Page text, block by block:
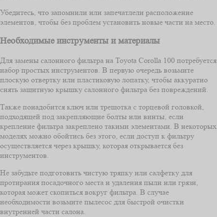
Убедитесь, что запомнили или запечатлели расположение
элементов, чтобы без проблем установить новые части на место.
Необходимые инструменты и материалы
Для замены салонного фильтра на Toyota Corolla 100 потребуется
набор простых инструментов. В первую очередь возьмите
плоскую отвертку или пластиковую лопатку, чтобы аккуратно
снять защитную крышку салонного фильтра без повреждений.
Также понадобится ключ или трещотка с торцевой головкой,
подходящей под закрепляющие болты или винты, если
крепление фильтра закреплено такими элементами. В некоторых
моделях можно обойтись без этого, если доступ к фильтру
осуществляется через крышку, которая открывается без
инструментов.
Не забудьте подготовить чистую тряпку или салфетку для
протирания посадочного места и удаления пыли или грязи,
которая может скопиться вокруг фильтра. В случае
необходимости возьмите пылесос для быстрой очистки
внутренней части салона.